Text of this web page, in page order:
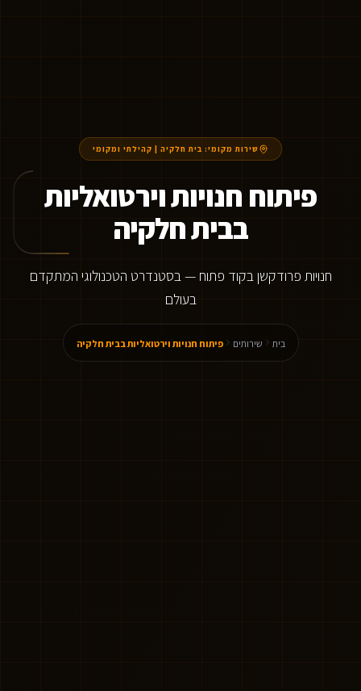
שירות מקומי: בית חלקיה קהילתי ומקומי
פיתוח חנויות וירטואליות
בבית חלקיה
חנויות פרודקשן בקוד פתוח — בסטנדרט הטכנולוגי המתקדם
בעולם
בית שירותים פיתוח חנויות וירטואליות בבית חלקיה